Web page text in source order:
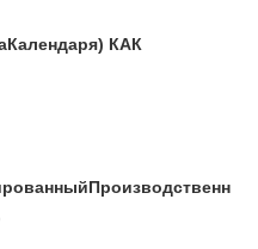
КАК